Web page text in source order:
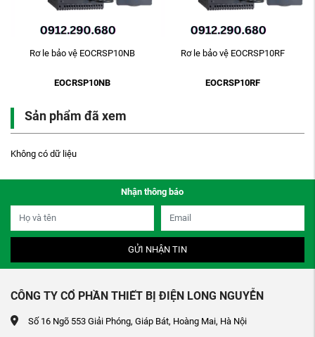
Rơ le bảo vệ EOCRSP10NB
EOCRSP10NB
Rơ le bảo vệ EOCRSP10RF
EOCRSP10RF
Sản phẩm đã xem
Không có dữ liệu
Nhận thông báo
GỬI NHẬN TIN
CÔNG TY CỔ PHẦN THIẾT BỊ ĐIỆN LONG NGUYỄN
Số 16 Ngõ 553 Giải Phóng, Giáp Bát, Hoàng Mai, Hà Nội